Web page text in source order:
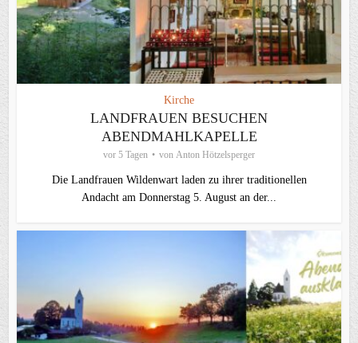
Kirche
LANDFRAUEN BESUCHEN
ABENDMAHLKAPELLE
vor 5 Tagen von Anton Hötzelsperger
Die Landfrauen Wildenwart laden zu ihrer traditionellen
Andacht am Donnerstag 5. August an der...